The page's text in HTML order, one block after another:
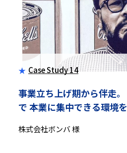
Case Study 14
事業立ち上げ期から伴走。
で本業に集中できる環境を
株式会社ボンバ 様